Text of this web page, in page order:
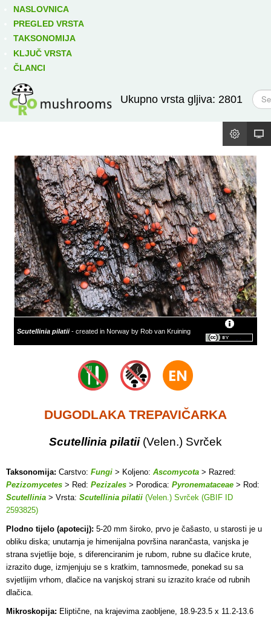
NASLOVNICA
PREGLED VRSTA
TAKSONOMIJA
KLJUČ VRSTA
ČLANCI
Ukupno vrsta gljiva: 2801
T
r
ž
Scutellinia pilatii- created in Norway by Rob van Kruining
DUGODLAKA TREPAVIČARKA
Scutellinia pilatii (Velen.) Svrček
Taksonomija: Carstvo: Fungi > Koljeno: Ascomycota > Razred:
Pezizomycetes > Red: Pezizales > Porodica: Pyronemataceae > Rod:
Scutellinia > Vrsta: Scutellinia pilatii (Velen.) Svrček (GBIF ID
2593825)
Plodno tijelo (apotecij): 5-20 mm široko, prvo je čašasto, u starosti je u
obliku diska; unutarnja je himenijalna površina narančasta, vanjska je
strana svjetlije boje, s diferenciranim je rubom, rubne su dlačice krute,
izrazito duge, izmjenjuju se s kratkim, tamnosmeđe, ponekad su sa
svjetlijim vrhom, dlačice na vanjskoj strani su izrazito kraće od rubnih
dlačica.
Mikroskopija: Eliptične, na krajevima zaobljene, 18.9-23.5 x 11.2-13.6
Izravno podređene niže takse: